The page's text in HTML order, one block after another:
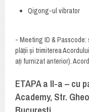
Qigong-ul vibrator
- Meeting ID &
plății și trimiterea
ați furnizat anterior).
ETAPA a II-a – cu
Academy, Str.